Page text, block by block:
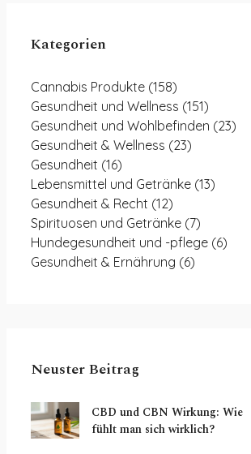
Kategorien
Cannabis Produkte (158)
Gesundheit und Wellness (151)
Gesundheit und Wohlbefinden (23)
Gesundheit & Wellness (23)
Gesundheit (16)
Lebensmittel und Getränke (13)
Gesundheit & Recht (12)
Spirituosen und Getränke (7)
Hundegesundheit und -pflege (6)
Gesundheit & Ernährung (6)
Neuster Beitrag
CBD und CBN Wirkung: Wie
fühlt man sich wirklich?